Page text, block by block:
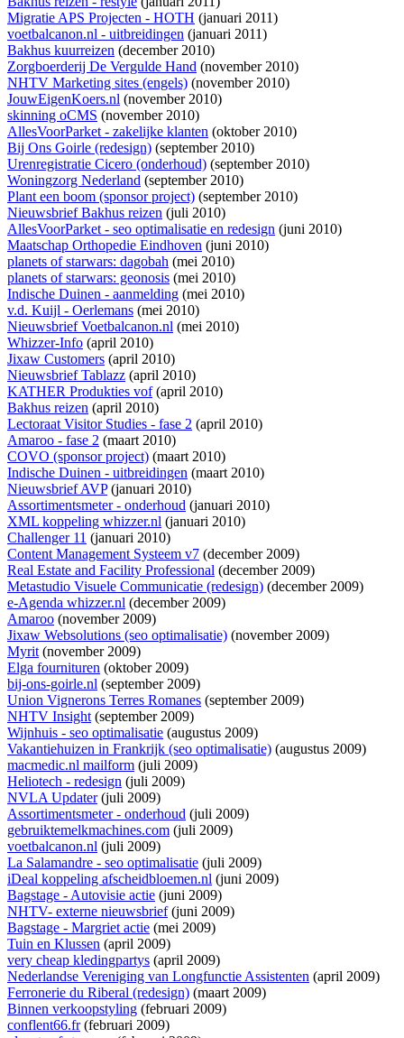
Migratie APS Projecten - HOTH (januari 2011)
voetbalcanon.nl - uitbreidingen (januari 2011)
Bakhus kuurreizen (december 2010)
Zorgboerderij De Vergulde Hand (november 2010)
NHTV Marketing sites (engels) (november 2010)
JouwEigenKoers.nl (november 2010)
skinning oCMS (november 2010)
AllesVoorParket - zakelijke klanten (oktober 2010)
Bij Ons Goirle (redesign) (september 2010)
Urenregistratie Cicero (onderhoud) (september 2010)
Woningzorg Nederland (september 2010)
Plant een boom (sponsor project) (september 2010)
Nieuwsbrief Bakhus reizen (juli 2010)
AllesVoorParket - seo optimalisatie en redesign (juni 2010)
Maatschap Orthopedie Eindhoven (juni 2010)
planets of starwars: dagobah (mei 2010)
planets of starwars: geonosis (mei 2010)
Indische Duinen - aanmelding (mei 2010)
v.d. Kuijl - Oerlemans (mei 2010)
Nieuwsbrief Voetbalcanon.nl (mei 2010)
Whizzer-Info (april 2010)
Jixaw Customers (april 2010)
Nieuwsbrief Tablazz (april 2010)
KATHER Produkties vof(april 2010)
Bakhus reizen (april 2010)
Lectoraat Visitor Studies - fase 2 (april 2010)
Amaroo - fase 2 (maart 2010)
COVO (sponsor project) (maart 2010)
Indische Duinen - uitbreidingen (maart 2010)
Nieuwsbrief AVP(januari 2010)
Assortimentsmeter - onderhoud (januari 2010)
XML koppeling whizzer.nl (januari 2010)
Challenger 11 (januari 2010)
Content Management Systeem v7 (december 2009)
Real Estate and Facility Professional (december 2009)
Metastudio Visuele Communicatie (redesign) (december 2009)
e-Agenda whizzer.nl (december 2009)
Amaroo (november 2009)
Jixaw Websolutions (seo optimalisatie) (november 2009)
Myrit(november 2009)
Elga fournituren (oktober 2009)
bij-ons-goirle.nl (september 2009)
Union Vignerons Terres Romanes (september 2009)
NHTV Insight(september 2009)
Wijnhuis - seo optimalisatie (augustus 2009)
Vakantiehuizen in Frankrijk (seo optimalisatie) (augustus 2009)
macmedic.nl mailform (juli 2009)
Heliotech - redesign (juli 2009)
NVLA Updater(juli 2009)
Assortimentsmeter - onderhoud (juli 2009)
gebruiktemelkmachines.com (juli 2009)
voetbalcanon.nl (juli 2009)
La Salamandre - seo optimalisatie (juli 2009)
iDeal koppeling afscheidbloemen.nl (juni 2009)
Bagstage - Autovisie actie (juni 2009)
NHTV- externe nieuwsbrief(juni 2009)
Bagstage - Margriet actie (mei 2009)
Tuin en Klussen (april 2009)
very cheap kledingpartys (april 2009)
Nederlandse Vereniging van Longfunctie Assistenten (april 2009)
Ferronerie du Riberal (redesign) (maart 2009)
Binnen verkoopstyling (februari 2009)
conflent66.fr(februari 2009)